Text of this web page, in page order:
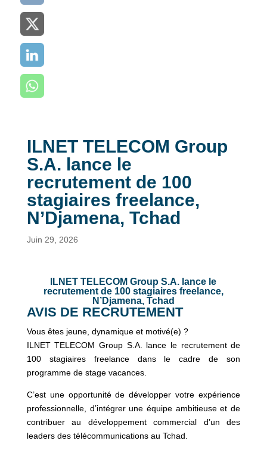
ILNET TELECOM Group
S.A. lance le
recrutement de 100
stagiaires freelance,
N’Djamena, Tchad
Juin 29, 2026
ILNET TELECOM Group S.A. lance le
recrutement de 100 stagiaires freelance,
N’Djamena, Tchad
AVIS DE RECRUTEMENT
Vous êtes jeune, dynamique et motivé(e) ?
ILNET TELECOM Group S.A. lance le recrutement de
100 stagiaires freelance dans le cadre de son
programme de stage vacances.
C’est une opportunité de développer votre expérience
professionnelle, d’intégrer une équipe ambitieuse et de
contribuer au développement commercial d’un des
leaders des télécommunications au Tchad.